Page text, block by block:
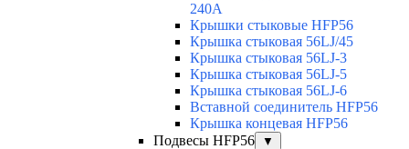
240A
Крышки стыковые HFP56
Крышка стыковая 56LJ/45
Крышка стыковая 56LJ-3
Крышка стыковая 56LJ-5
Крышка стыковая 56LJ-6
Вставной соединитель HFP56
Крышка концевая HFP56
Подвесы HFP56
▼